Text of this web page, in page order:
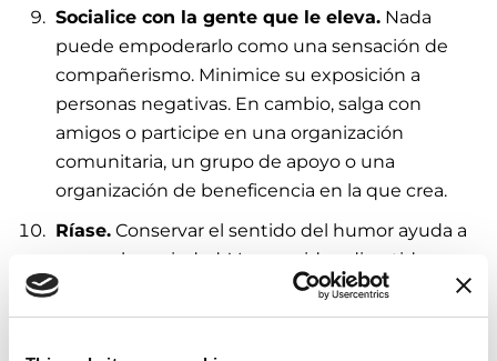
Socialice con la gente que le eleva. Nada
puede empoderarlo como una sensación de
compañerismo. Minimice su exposición a
personas negativas. En cambio, salga con
amigos o participe en una organización
comunitaria, un grupo de apoyo o una
organización de beneficencia en la que crea.
Ríase. Conservar el sentido del humor ayuda a
vencer la ansiedad. Vea un video divertido o
lea algo divertido todos los días. Reconozca y
disfrute de los momentos felices con su ser